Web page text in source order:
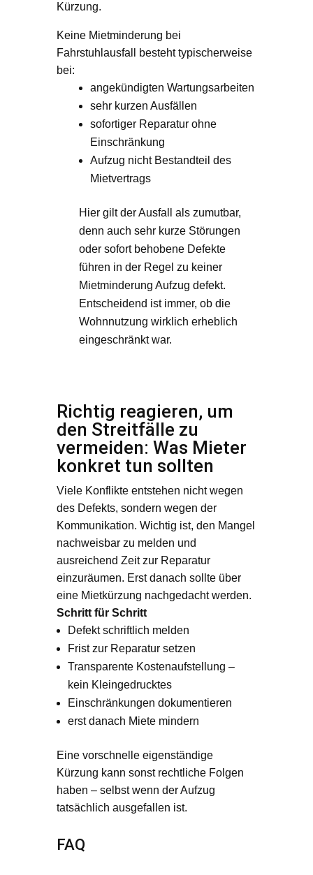
Kürzung.
Keine Mietminderung bei
Fahrstuhlausfall besteht typischerweise
bei:
angekündigten Wartungsarbeiten
sehr kurzen Ausfällen
sofortiger Reparatur ohne
Einschränkung
Aufzug nicht Bestandteil des
Mietvertrags
Hier gilt der Ausfall als zumutbar,
denn auch sehr kurze Störungen
oder sofort behobene Defekte
führen in der Regel zu keiner
Mietminderung Aufzug defekt.
Entscheidend ist immer, ob die
Wohnnutzung wirklich erheblich
eingeschränkt war.
Richtig reagieren, um
den Streitfälle zu
vermeiden: Was Mieter
konkret tun sollten
Viele Konflikte entstehen nicht wegen
des Defekts, sondern wegen der
Kommunikation. Wichtig ist, den Mangel
nachweisbar zu melden und
ausreichend Zeit zur Reparatur
einzuräumen. Erst danach sollte über
eine Mietkürzung nachgedacht werden.
Schritt für Schritt
Defekt schriftlich melden
Frist zur Reparatur setzen
Transparente Kostenaufstellung –
kein Kleingedrucktes
Einschränkungen dokumentieren
erst danach Miete mindern
Eine vorschnelle eigenständige
Kürzung kann sonst rechtliche Folgen
haben – selbst wenn der Aufzug
tatsächlich ausgefallen ist.
FAQ